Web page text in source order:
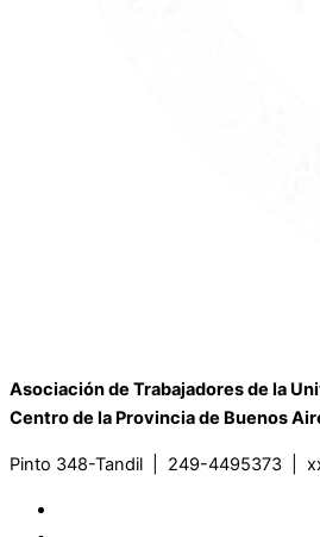
Asociación de Trabajadores de la
Centro de la Provincia de Buenos
Pinto 348-Tandil | 249-4495373 |